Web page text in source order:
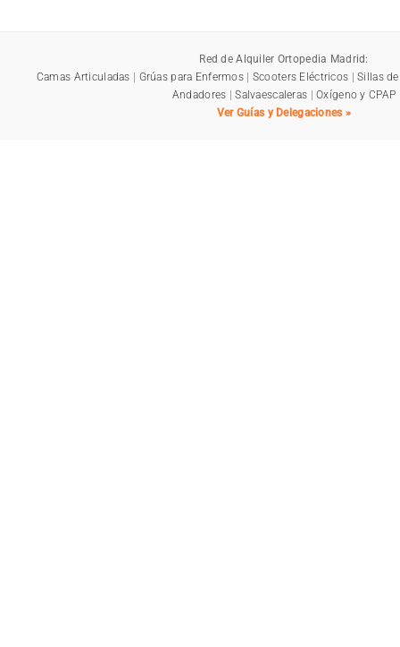
Red de Alquiler Ortopedia Madrid:
Camas Articuladas | Grúas para Enfermos | Scooters Eléctricos |Sillas
Andadores |Salvaescaleras |Oxígeno y CPAP
Ver Guías y Delegaciones »